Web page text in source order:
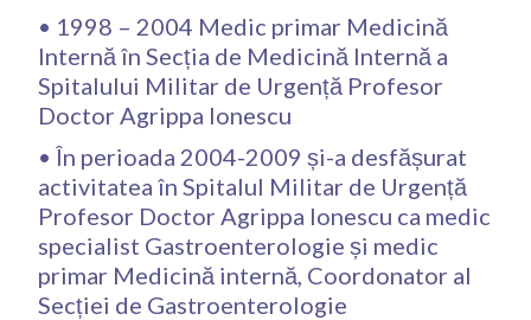
•⁠ ⁠1998 – 2004 Medic primar Medicină
Internă în Secția de Medicină Internă a
Spitalului Militar de Urgență Profesor
Doctor Agrippa Ionescu
•⁠ ⁠În perioada 2004-2009 și-a desfășurat
activitatea în Spitalul Militar de Urgență
Profesor Doctor Agrippa Ionescu ca medic
specialist Gastroenterologie și medic
primar Medicină internă, Coordonator al
Secției de Gastroenterologie